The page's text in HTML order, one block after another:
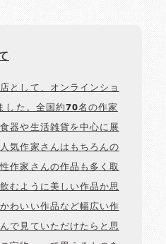
として、オンラインショ
した。全国約70名の作家
器や生活雑貨を中心に展
気作家さんはもちろんの
作家さんの作品も多く取
むように美しい作品か思
わいい作品など幅広い作
で見ていただけたらと思